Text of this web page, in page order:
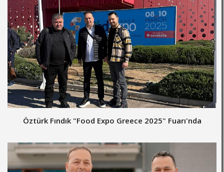
Öztürk Fındık "Food Expo Greece 2025" Fuarı'nda